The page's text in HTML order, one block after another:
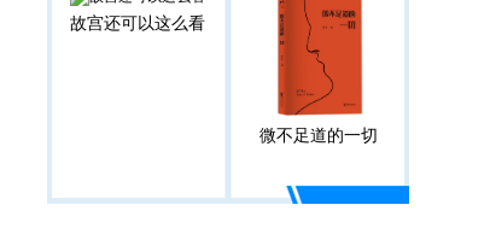
故宫还可以这么看
微不足道的一切